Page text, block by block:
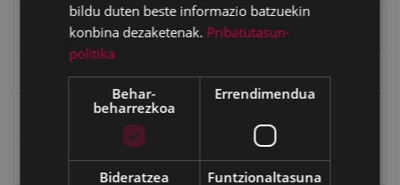
Kultura egitaraua
"Gure Herria" aldizkaria
Txostenak eta dokumentuak
bildu duten beste informazio batzuekin
konbina dezaketenak. Pribatutasun-
politika
Behar-
beharrezkoa
Errendimendua
Bideratzea Funtzionaltasuna